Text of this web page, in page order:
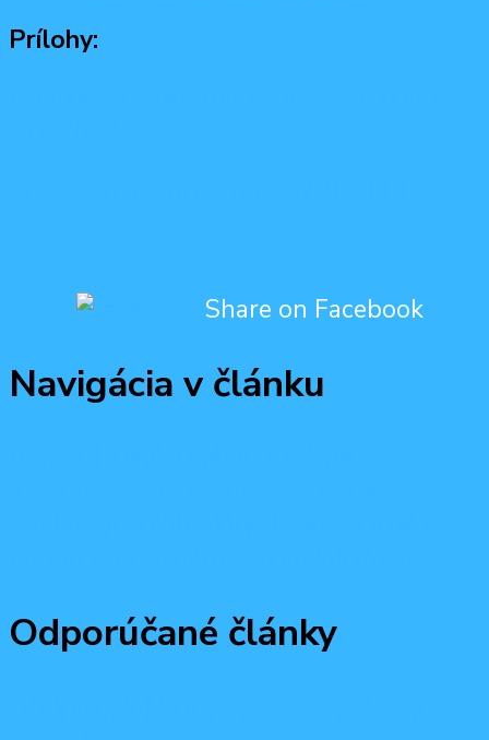
Prílohy:
Share on Facebook
Navigácia v článku
Odporúčané články